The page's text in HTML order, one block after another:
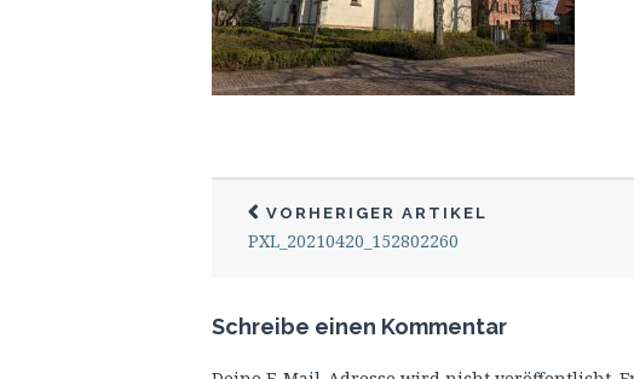
VORHERIGER ARTIKEL
PXL_20210420_152802260
Schreibe einen Kommentar